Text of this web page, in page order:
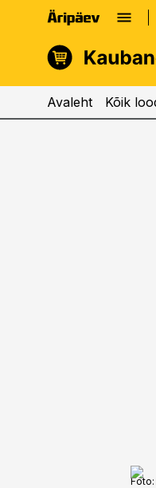
logistikauudised.ee
Avaleht Kõik
Foto: